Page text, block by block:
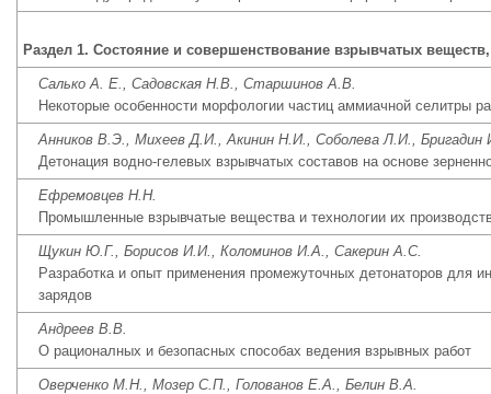
Раздел 1. Состояние и совершенствование взрывчатых
Салько А. Е., Садовская Н.В., Старшинов А.В.
Некоторые особенности морфологии частиц аммиачной селитры
Анников В.Э., Михеев Д.И., Акинин Н.И., Соболева Л.И., Бригадин
Детонация водно-гелевых взрывчатых составов на основе
Ефремовцев Н.Н.
Промышленные взрывчатые вещества и технологии их
Щукин Ю.Г., Борисов И.И., Коломинов И.А., Сакерин А.С.
Разработка и опыт применения промежуточных детонаторов
зарядов
Андреев В.В.
О рационалных и безопасных способах ведения взрывных работ
Оверченко М.Н., Мозер С.П., Голованов Е.А., Белин В.А.